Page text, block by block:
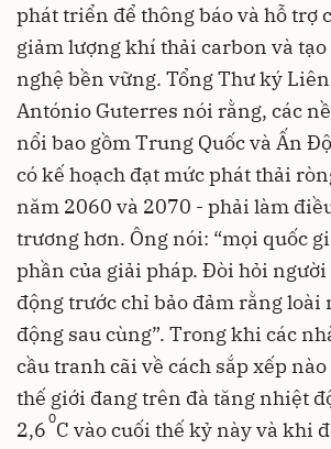
phát triển để thông báo và hỗ trợ
giảm lượng khí thải carbon và tạo
nghệ bền vững. Tổng Thư ký
António Guterres nói rằng, các
nổi bao gồm Trung Quốc và Ấn
có kế hoạch đạt mức phát thải
năm 2060 và 2070 - phải làm
trương hơn. Ông nói: “mọi quốc
phần của giải pháp. Đòi hỏi
động trước chỉ bảo đảm rằng loài
động sau cùng”. Trong khi các
cầu tranh cãi về cách sắp xếp
thế giới đang trên đà tăng nhiệt
2,6 0C vào cuối thế kỷ này và khi